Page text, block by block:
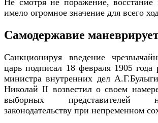
Не смотря не поражение, восстание
имело огромное значение для всего
Самодержавие
Санкционируя введение
царь подписал 18 февраля 1905 года
министра внутренних дел
Николай II возвестил о своем
выборных представителей
законодательству при непременном